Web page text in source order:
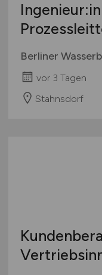
Berliner
vor 3 Tagen
Stahnsdorf